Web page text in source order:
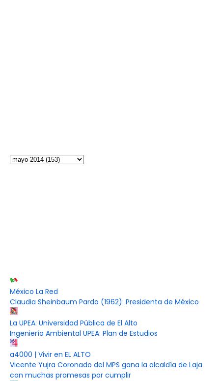
México La Red
Claudia Sheinbaum Pardo (1962): Presidenta de México
La UPEA: Universidad Pública de El Alto
Ingeniería Ambiental UPEA: Plan de Estudios
a4000 | Vivir en EL ALTO
Vicente Yujra Coronado del MPS gana la alcaldía de Laja
con muchas promesas por cumplir